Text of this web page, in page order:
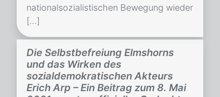
nationalsozialistischen Bewegung wieder
[…]
Die Selbstbefreiung Elmshorns
und das Wirken des
sozialdemokratischen Akteurs
Erich Arp – Ein Beitrag zum 8. Mai